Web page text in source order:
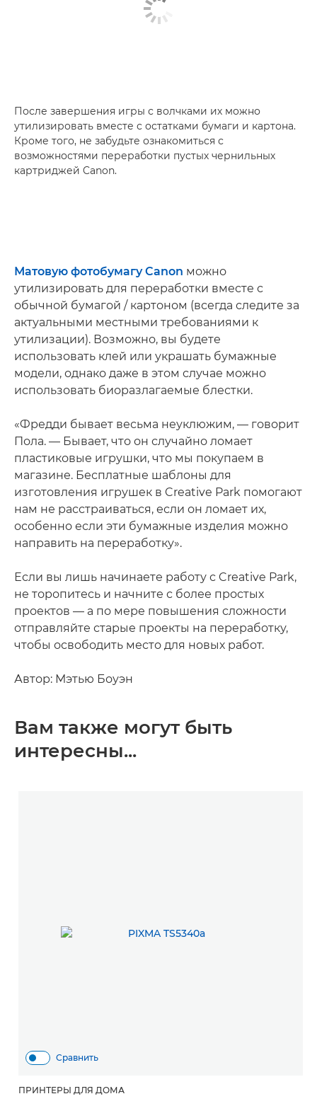
После завершения игры с волчками их можно
утилизировать вместе с остатками бумаги и картона.
Кроме того, не забудьте ознакомиться с
возможностями переработки пустых чернильных
картриджей Canon.
Матовую фотобумагу Canon можно
утилизировать для переработки вместе с
обычной бумагой / картоном (всегда следите за
актуальными местными требованиями к
утилизации). Возможно, вы будете
использовать клей или украшать бумажные
модели, однако даже в этом случае можно
использовать биоразлагаемые блестки.
«Фредди бывает весьма неуклюжим, — говорит
Пола. — Бывает, что он случайно ломает
пластиковые игрушки, что мы покупаем в
магазине. Бесплатные шаблоны для
изготовления игрушек в Creative Park помогают
нам не расстраиваться, если он ломает их,
особенно если эти бумажные изделия можно
направить на переработку».
Если вы лишь начинаете работу с Creative Park,
не торопитесь и начните с более простых
проектов — а по мере повышения сложности
отправляйте старые проекты на переработку,
чтобы освободить место для новых работ.
Автор: Мэтью Боуэн
Вам также могут быть
интересны...
Сравнить
ПРИНТЕРЫ ДЛЯ ДОМА